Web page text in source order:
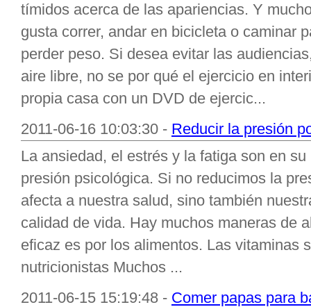
tímidos acerca de las apariencias. Y
gusta correr, andar en bicicleta o caminar
perder peso. Si desea evitar las
aire libre, no se por qué el ejercicio en
propia casa con un DVD de ejercic...
2011-06-16 10:03:30 - Reducir la presión
La ansiedad, el estrés y la fatiga son en
presión psicológica. Si no reducimos la
afecta a nuestra salud, sino también
calidad de vida. Hay muchos maneras de
eficaz es por los alimentos. Las vitaminas
nutricionistas Muchos ...
2011-06-15 15:19:48 - Comer papas para